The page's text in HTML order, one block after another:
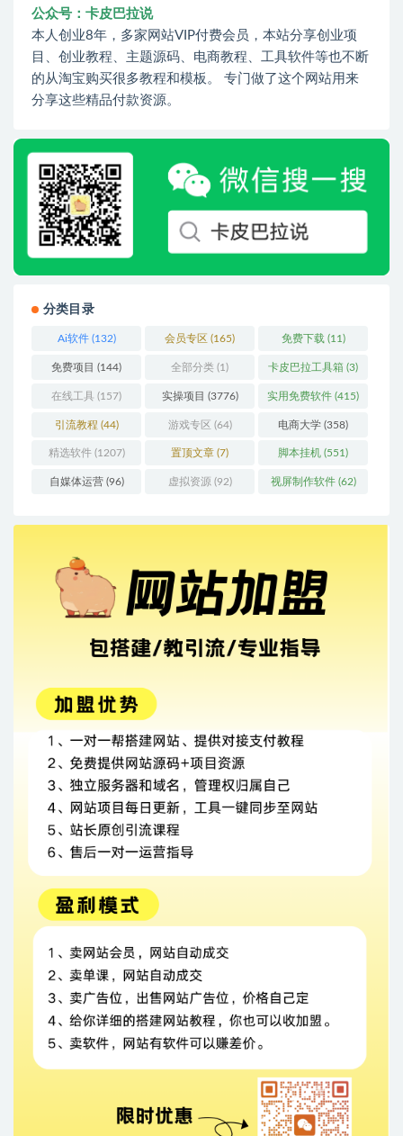
公众号：卡皮巴拉说
本人创业8年，多家网站VIP付费会员，本站分享创业项
目、创业教程、主题源码、电商教程、工具软件等也不断
的从淘宝购买很多教程和模板。 专门做了这个网站用来
分享这些精品付款资源。
分类目录
Ai软件(132) 会员专区 (165) 免费下载 (11)
免费项目 (144) 全部分类 (1) 卡皮巴拉工具箱 (3)
在线工具 (157) 实操项目 (3776) 实用免费软件 (415)
引流教程 (44) 游戏专区 (64) 电商大学 (358)
精选软件(1207) 置顶文章 (7) 脚本挂机 (551)
自媒体运营(96) 虚拟资源 (92) 视屏制作软件(62)